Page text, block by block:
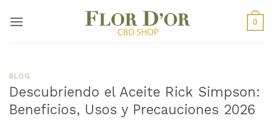
0
BLOG
Descubriendo el Aceite Rick Simpson:
Beneficios, Usos y Precauciones 2026